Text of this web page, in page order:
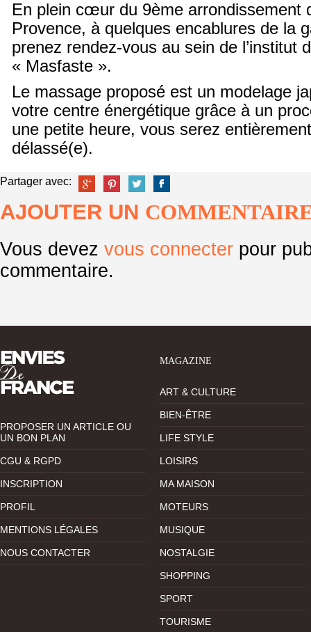
En plein cœur du 9ème arrondissement
Provence, à quelques encablures de la
prenez rendez-vous au sein de l’institut
« Masfaste ».
Le massage proposé est un modelage
votre centre énergétique grâce à un
une petite heure, vous serez
délassé(e).
Partager avec:
AJOUTER UN
Vous devez vous connecter pour
commentaire.
PROPOSER UN ARTICLE OU
UN BON PLAN
CGU & RGPD
INSCRIPTION
PROFIL
MENTIONS LÉGALES
NOUS CONTACTER
MAGAZINE
ART & CULTURE
BIEN-ÊTRE
LIFE STYLE
LOISIRS
MA MAISON
MOTEURS
MUSIQUE
NOSTALGIE
SHOPPING
SPORT
TOURISME